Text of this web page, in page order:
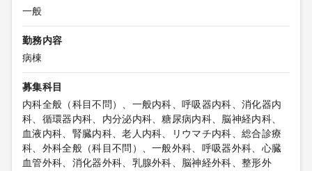
一般
勤務内容
病棟
募集科目
内科全般（科目不問）、一般内科、呼吸器内科、消化器内
科、循環器内科、内分泌内科、糖尿病内科、脳神経内科、
血液内科、腎臓内科、老人内科、リウマチ内科、総合診療
科、外科全般（科目不問）、一般外科、呼吸器外科、心臓
血管外科、消化器外科、乳腺外科、脳神経外科、整形外